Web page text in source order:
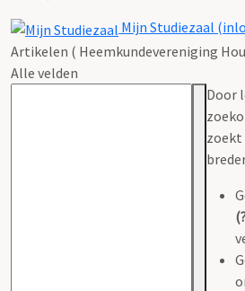
Mijn Studiezaal
Artikelen ( Heemkundevereniging
Alle velden
Door
zoekt